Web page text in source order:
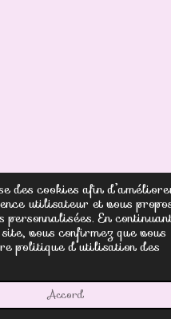
des cookies afin
utilisateur et vous
personnalisées. En
vous confirmez que vous
politique d’utilisation des
Accord